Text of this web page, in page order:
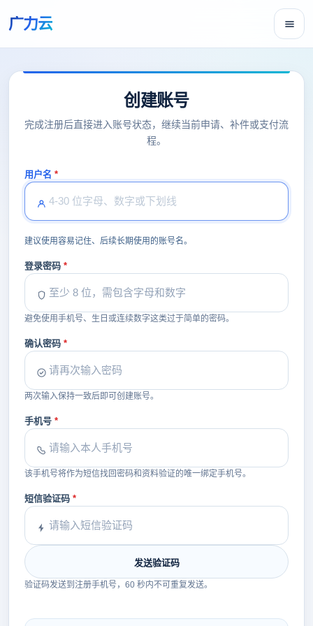
广力云
创建账号
完成注册后直接进入账号状态，继续当前申请、补件或支付流
程。
用户名
建议使用容易记住、后续长期使用的账号名。
登录密码
避免使用手机号、生日或连续数字这类过于简单的密码。
确认密码
两次输入保持一致后即可创建账号。
手机号
该手机号将作为短信找回密码和资料验证的唯一绑定手机号。
短信验证码
发送验证码
验证码发送到注册手机号，60 秒内不可重复发送。